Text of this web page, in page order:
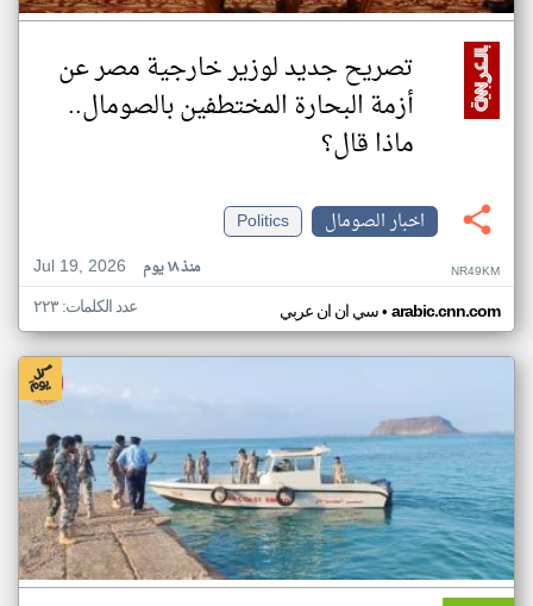
تصريح جديد لوزير خارجية مصر عن
أزمة البحارة المختطفين بالصومال..
ماذا قال؟
اخبار الصومال
Politics
Jul 19, 2026
منذ ١٨ يوم NR49KM
سي ان ان عربي• arabic.cnn.com عدد الكلمات: ٢٢٣